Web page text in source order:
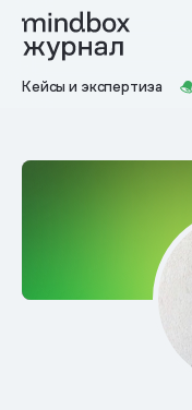
Кейсы и экспертиза